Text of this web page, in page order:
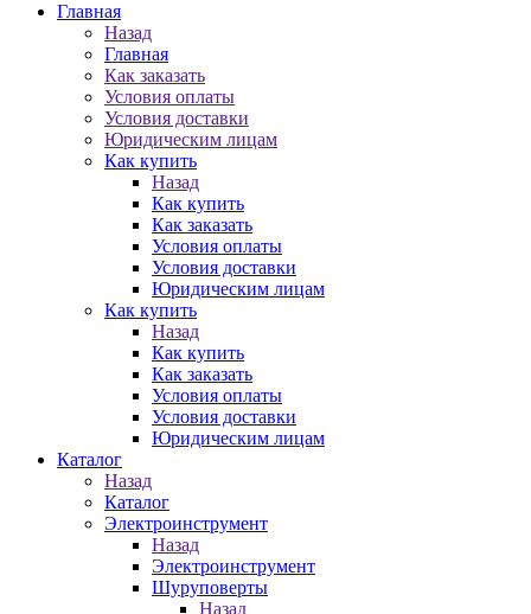
Главная
Назад
Главная
Как заказать
Условия оплаты
Условия доставки
Юридическим лицам
Как купить
Назад
Как купить
Как заказать
Условия оплаты
Условия доставки
Юридическим лицам
Как купить
Назад
Как купить
Как заказать
Условия оплаты
Условия доставки
Юридическим лицам
Каталог
Назад
Каталог
Электроинструмент
Назад
Электроинструмент
Шуруповерты
Назад